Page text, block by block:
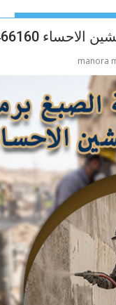
0562466160
manora